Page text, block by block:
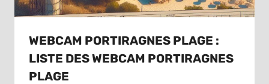
WEBCAM PORTIRAGNES PLAGE :
LISTE DES WEBCAM PORTIRAGNES
PLAGE